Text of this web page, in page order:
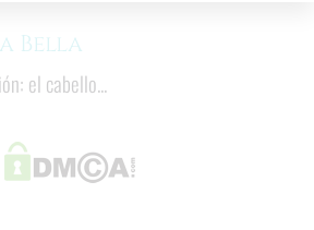
Bella
el cabello...